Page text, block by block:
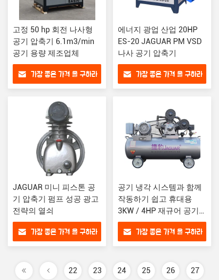
고정 50 hp 회전 나사형
공기 압축기 6.1m3/min
공기 용량 제조업체
가장 좋은 가격 을 구하라
에너지 광업 산업 20HP
ES-20 JAGUAR PM VSD
나사 공기 압축기
가장 좋은 가격 을 구하라
JAGUAR 미니 피스톤 공
기 압축기 펌프 성공 광고
전략의 열쇠
가장 좋은 가격 을 구하라
공기 냉각 시스템과 함께
작동하기 쉽고 휴대용
3KW / 4HP 재규어 공기
압축기
가장 좋은 가격 을 구하라
22 23 24 25 26 27